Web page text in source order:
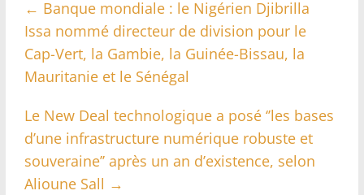
← Banque mondiale : le Nigérien Djibrilla
Issa nommé directeur de division pour le
Cap-Vert, la Gambie, la Guinée-Bissau, la
Mauritanie et le Sénégal
Le New Deal technologique a posé ‘’les bases
d’une infrastructure numérique robuste et
souveraine’’ après un an d’existence, selon
Alioune Sall →